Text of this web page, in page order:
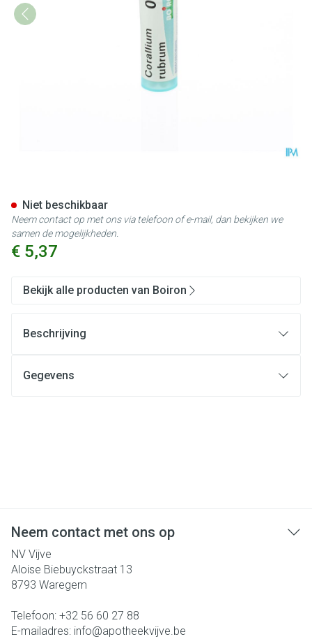
€ 5,37
Niet beschikbaar
Neem contact op met ons via telefoon of e-mail, dan bekijken we
samen de mogelijkheden.
Bekijk alle producten van Boiron
Beschrijving
Gegevens
Neem contact met ons op
NV Vijve
Aloise Biebuyckstraat 13
8793 Waregem
Telefoon: +32 56 60 27 88
E-mailadres: info@apotheekvijve.be